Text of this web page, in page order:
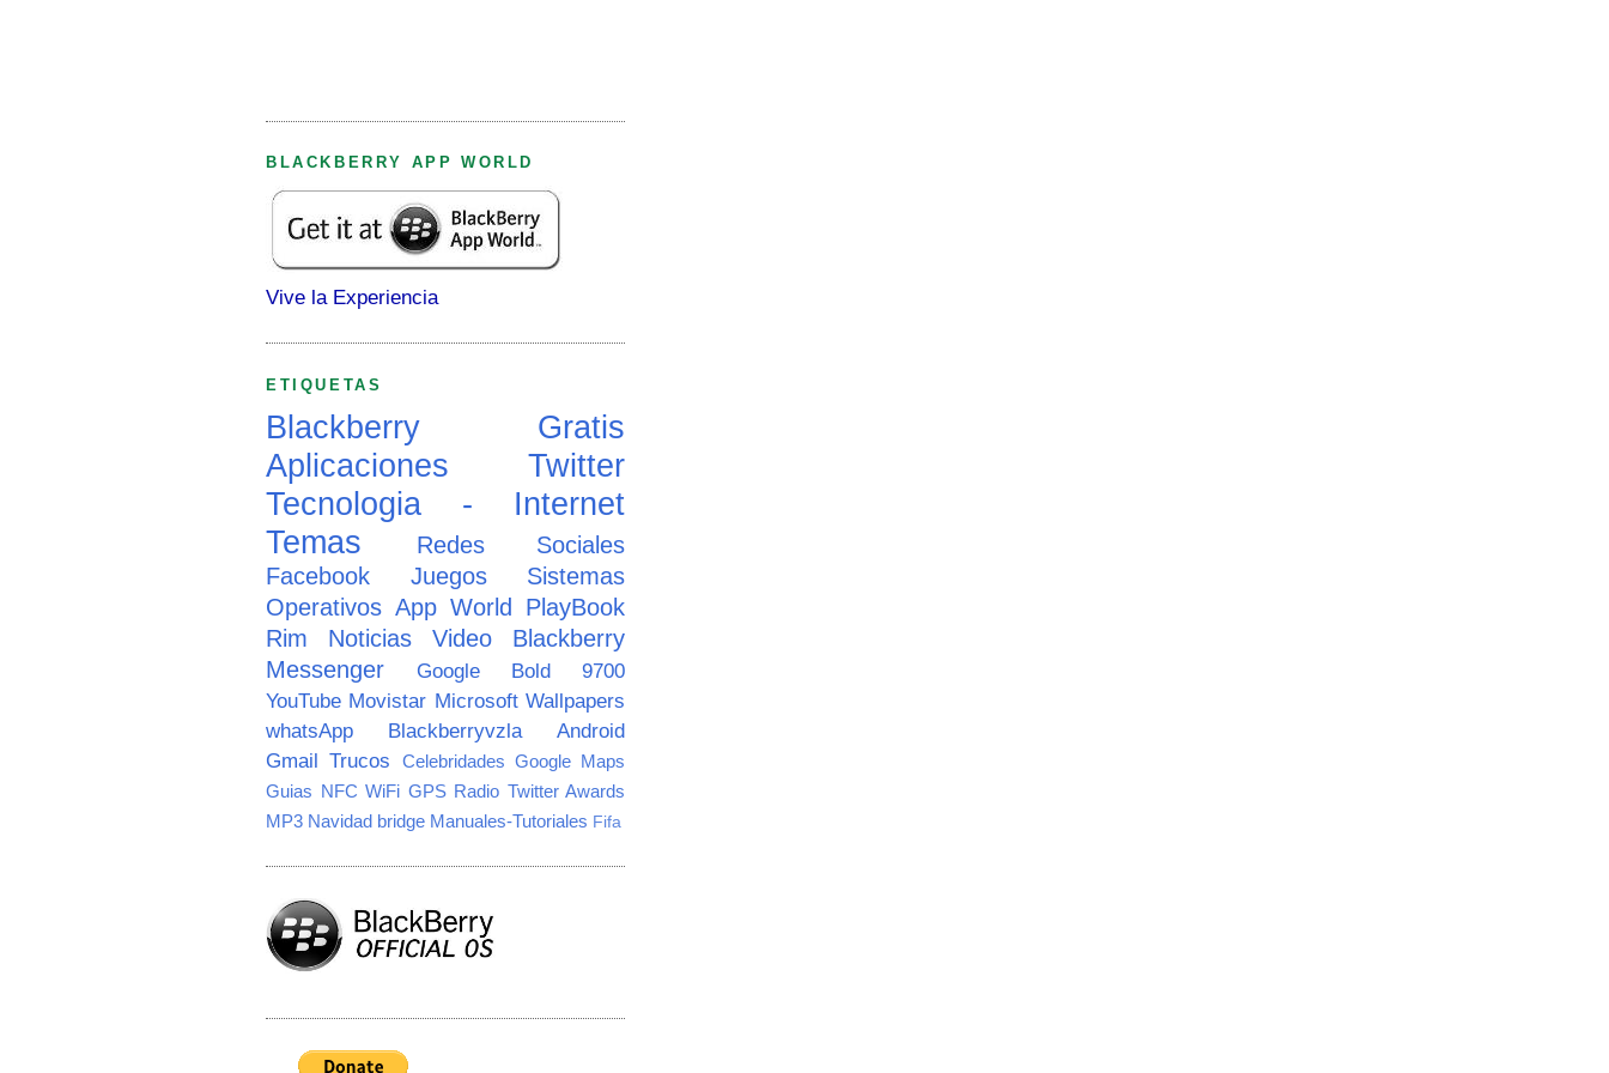
BLACKBERRY APP WORLD
Vive la Experiencia
ETIQUETAS
Blackberry
Gratis
Aplicaciones
Twitter
Tecnologia - Internet
Temas
Redes Sociales
Facebook
Juegos
Sistemas
Operativos App World PlayBook
Rim
Noticias Video
Blackberry
Messenger
Google
Bold 9700
YouTube Movistar Microsoft Wallpapers
whatsApp
Blackberryvzla
Android
Gmail Trucos Celebridades Google Maps
Guias NFC WiFi GPS Radio Twitter Awards
MP3 Navidad bridge Manuales-Tutoriales Fifa